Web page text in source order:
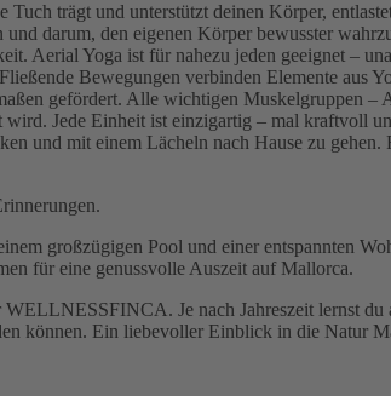
trägt und unterstützt deinen Körper,
darum, den eigenen Körper bewusster
Aerial Yoga ist für nahezu jeden geeignet –
Bewegungen verbinden Elemente aus
gefördert. Alle wichtigen Muskelgruppen –
Jede Einheit ist einzigartig – mal kraftvoll
und mit einem Lächeln nach Hause zu
großzügigen Pool und einer entspannten
für eine genussvolle Auszeit auf Mallorca.
Je nach Jahreszeit lernst
können. Ein liebevoller Einblick in die Natur